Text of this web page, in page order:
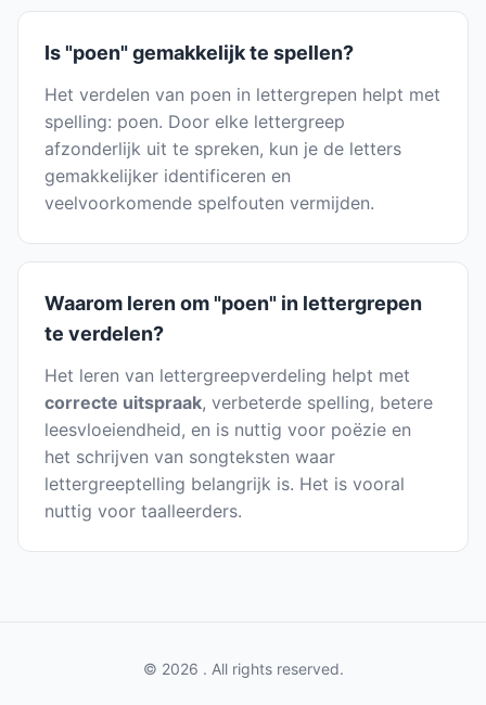
Is "poen" gemakkelijk te spellen?
Het verdelen van poen in lettergrepen helpt met
spelling: poen. Door elke lettergreep
afzonderlijk uit te spreken, kun je de letters
gemakkelijker identificeren en
veelvoorkomende spelfouten vermijden.
Waarom leren om "poen" in lettergrepen
te verdelen?
Het leren van lettergreepverdeling helpt met
correcte uitspraak, verbeterde spelling, betere
leesvloeiendheid, en is nuttig voor poëzie en
het schrijven van songteksten waar
lettergreeptelling belangrijk is. Het is vooral
nuttig voor taalleerders.
© 2026 . All rights reserved.